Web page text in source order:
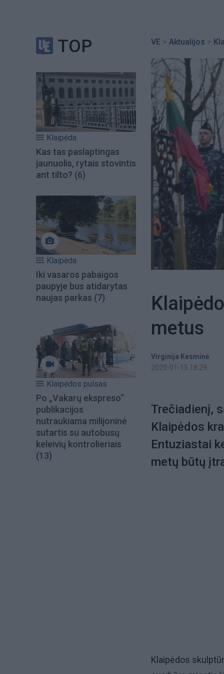
TOP
Klaipėda
Kas tas paslaptingas
jaunuolis, rytais stovintis
ant tilto? (6)
Klaipėda
Iki vasaros pabaigos
paupyje bus atidarytas
naujas parkas (7)
Klaipėdos pulsas
Po „Vakarų ekspreso“
publikacijos
nutraukiama milijoninė
sutartis su autobusų
keleivių kontrolieriais
(13)
VE > Aktualijos >
metus
Virginija Kesminė
2020-01-15 18:29
Trečiadienį,
Klaipėdos
Entuziastai
metų būtų
Klaipėdos